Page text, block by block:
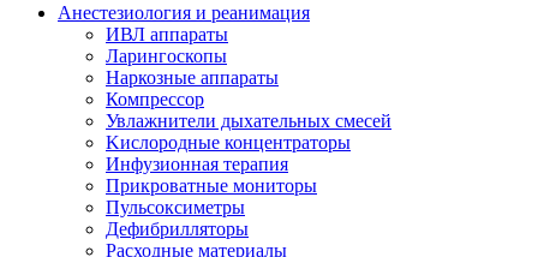
Анестезиология и реанимация
ИВЛ аппараты
Ларингоскопы
Наркозные аппараты
Компрессор
Увлажнители дыхательных смесей
Kислородные концентраторы
Инфузионная терапия
Прикроватные мониторы
Пульсоксиметры
Дефибрилляторы
Расходные материалы